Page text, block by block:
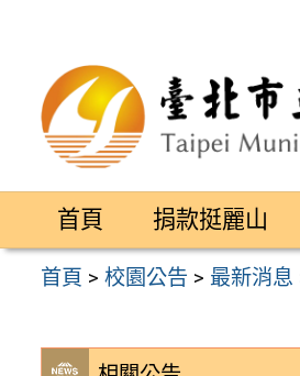
區
首頁 捐款挺麗山
首頁 >校園公告 > 最新消息